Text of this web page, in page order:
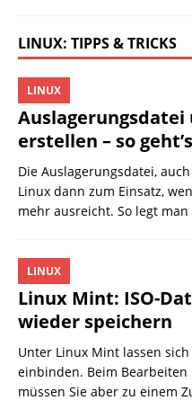
LINUX: TIPPS & TRICKS
erstellen – so geht’s
LINUX
Die Auslagerungsdatei,
Linux dann zum Einsatz,
mehr ausreicht. So legt man
Linux Mint: ISO-
wieder speichern
LINUX
Unter Linux Mint lassen
einbinden. Beim Bearbeiten
müssen Sie aber zu einem